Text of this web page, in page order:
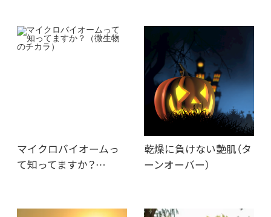
マイクロバイオームっ
て知ってますか？…
乾燥に負けない艶肌（タ
ーンオーバー）